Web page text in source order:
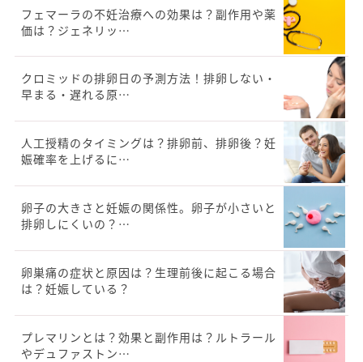
フェマーラの不妊治療への効果は？副作用や薬
価は？ジェネリッ…
クロミッドの排卵日の予測方法！排卵しない・
早まる・遅れる原…
人工授精のタイミングは？排卵前、排卵後？妊
娠確率を上げるに…
卵子の大きさと妊娠の関係性。卵子が小さいと
排卵しにくいの？…
卵巣痛の症状と原因は？生理前後に起こる場合
は？妊娠している？
プレマリンとは？効果と副作用は？ルトラール
やデュファストン…